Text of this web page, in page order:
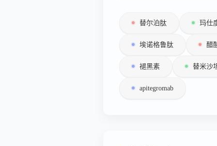
替尔泊肽 玛仕
埃诺格鲁肽 醋
褪黑素 替米沙
apitegromab